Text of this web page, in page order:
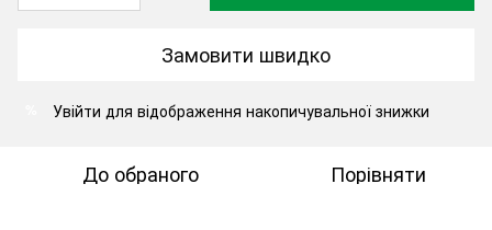
Замовити швидко
Увійти для відображення накопичувальної знижки
До обраного Порівняти